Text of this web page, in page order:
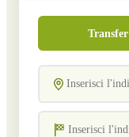
Transfer